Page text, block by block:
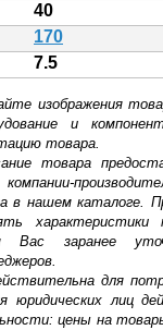
40
170
7.5
изображения
и
товара.
товара
в нашем каталоге.
Вас заранее
для
юридических лиц
цены на